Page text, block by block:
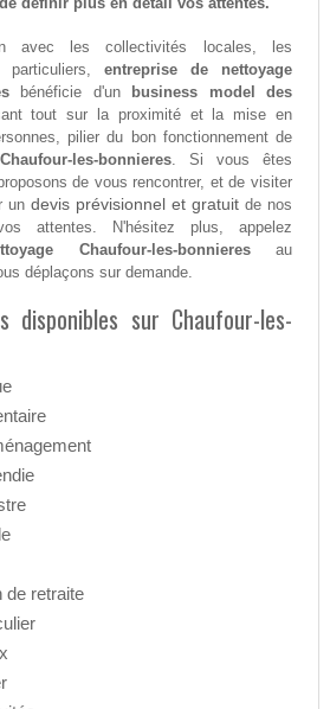
avec les collectivités locales, les
particuliers,entreprise de nettoyage
bénéficie d'un
business model des
tout sur la proximité et la mise en
pilier du bon fonctionnement de
Chaufour-les-bonnieres. Si vous êtes
de vous rencontrer, et de visiter
un devis prévisionnel et gratuit de nos
attentes. N'hésitez plus, appelez
Chaufour-les-bonnieresau
déplaçons sur demande.
disponibles sur Chaufour-les-
de retraite